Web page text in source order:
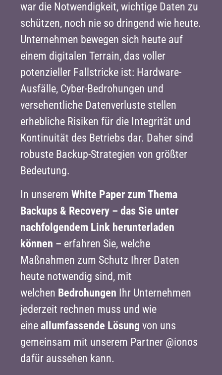
war die Notwendigkeit, wichtige Daten zu
schützen, noch nie so dringend wie heute.
Unternehmen bewegen sich heute auf
einem digitalen Terrain, das voller
potenzieller Fallstricke ist: Hardware-
Ausfälle, Cyber-Bedrohungen und
versehentliche Datenverluste stellen
erhebliche Risiken für die Integrität und
Kontinuität des Betriebs dar. Daher sind
robuste Backup-Strategien von größter
Bedeutung.
In unseremWhite Paper zum Thema
Backups & Recovery – das Sie unter
nachfolgendem Link herunterladen
können – erfahren Sie, welche
Maßnahmen zum Schutz Ihrer Daten
heute notwendig sind, mit
welchen Bedrohungen Ihr Unternehmen
jederzeit rechnen muss und wie
eine allumfassende Lösung von uns
gemeinsam mit unserem Partner @ionos
dafür aussehen kann.